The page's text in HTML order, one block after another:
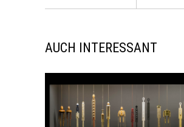
AUCH INTERESSANT